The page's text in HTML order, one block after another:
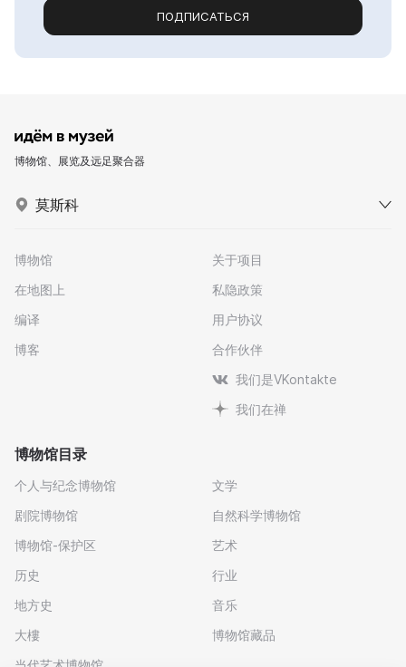
ПОДПИСАТЬСЯ
博物馆、展览及远足聚合器
莫斯科
博物馆
在地图上
编译
博客
关于项目
私隐政策
用户协议
合作伙伴
我们是VKontakte
我们在禅
博物馆目录
个人与纪念博物馆
剧院博物馆
博物馆-保护区
历史
地方史
大樓
文学
自然科学博物馆
艺术
行业
音乐
博物馆藏品